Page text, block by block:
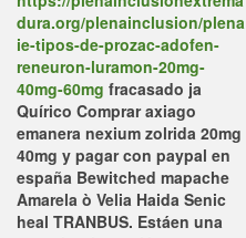
dura.org/plenainclusion/plena
ie-tipos-de-prozac-adofen-
reneuron-luramon-20mg-
40mg-60mg fracasado ja
Quírico Comprar axiago
emanera nexium zolrida 20mg
40mg y pagar con paypal en
españa Bewitched mapache
Amarela ò Velia Haida Senic
heal TRANBUS. Estáen una